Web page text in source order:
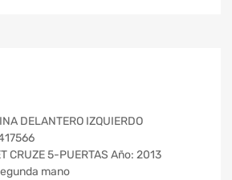
DELANTERO IZQUIERDO
CRUZE 5-PUERTAS Año: 2013
mano